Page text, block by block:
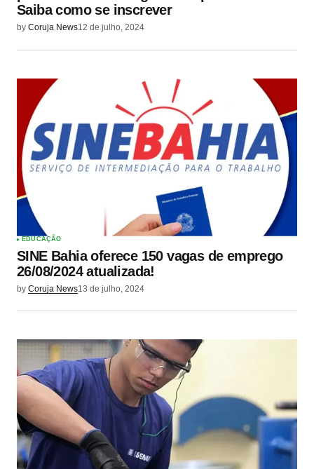
Saiba como se inscrever
by Coruja News12 de julho, 2024
EDUCAÇÃO
SINE Bahia oferece 150 vagas de emprego
26/08/2024 atualizada!
by Coruja News13 de julho, 2024